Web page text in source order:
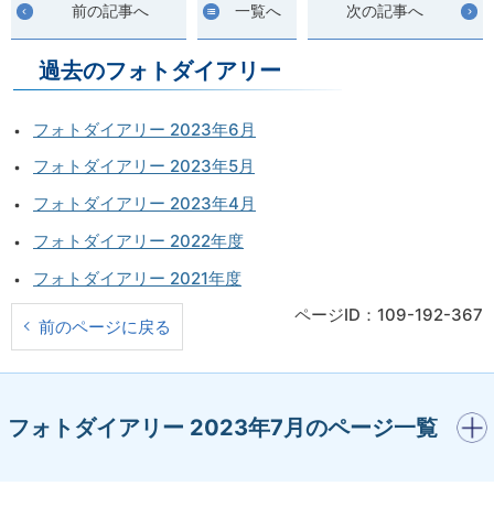
前の記事へ 一覧へ 次の記事へ
過去のフォトダイアリー
フォトダイアリー 2023年6月
フォトダイアリー 2023年5月
フォトダイアリー 2023年4月
フォトダイアリー 2022年度
フォトダイアリー 2021年度
前のページに戻る
ページID：109-192-367
フォトダイアリー 2023年7月のページ一覧
開く